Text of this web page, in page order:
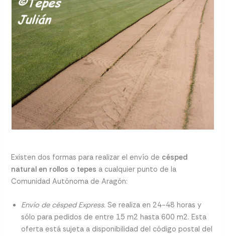
Existen dos formas para realizar el envío de césped
natural en rollos o tepes a cualquier punto de la
Comunidad Autónoma de Aragón:
Envío de césped Express. Se realiza en 24-48 horas y
sólo para pedidos de entre 15 m2 hasta 600 m2. Esta
oferta está sujeta a disponibilidad del código postal del